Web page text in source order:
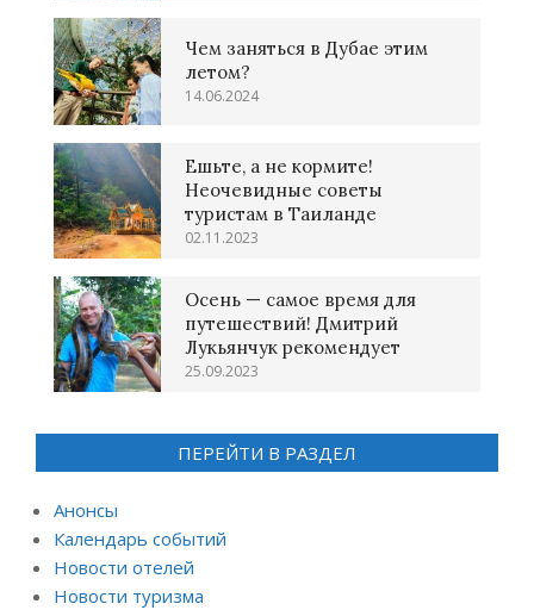
Чем заняться в Дубае этим
летом?
14.06.2024
Ешьте, а не кормите!
Неочевидные советы
туристам в Таиланде
02.11.2023
Осень — самое время для
путешествий! Дмитрий
Лукьянчук рекомендует
25.09.2023
ПЕРЕЙТИ В РАЗДЕЛ
Анонсы
Календарь событий
Новости отелей
Новости туризма